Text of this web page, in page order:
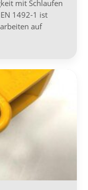
mit Schlaufen
1492-1 ist
auf